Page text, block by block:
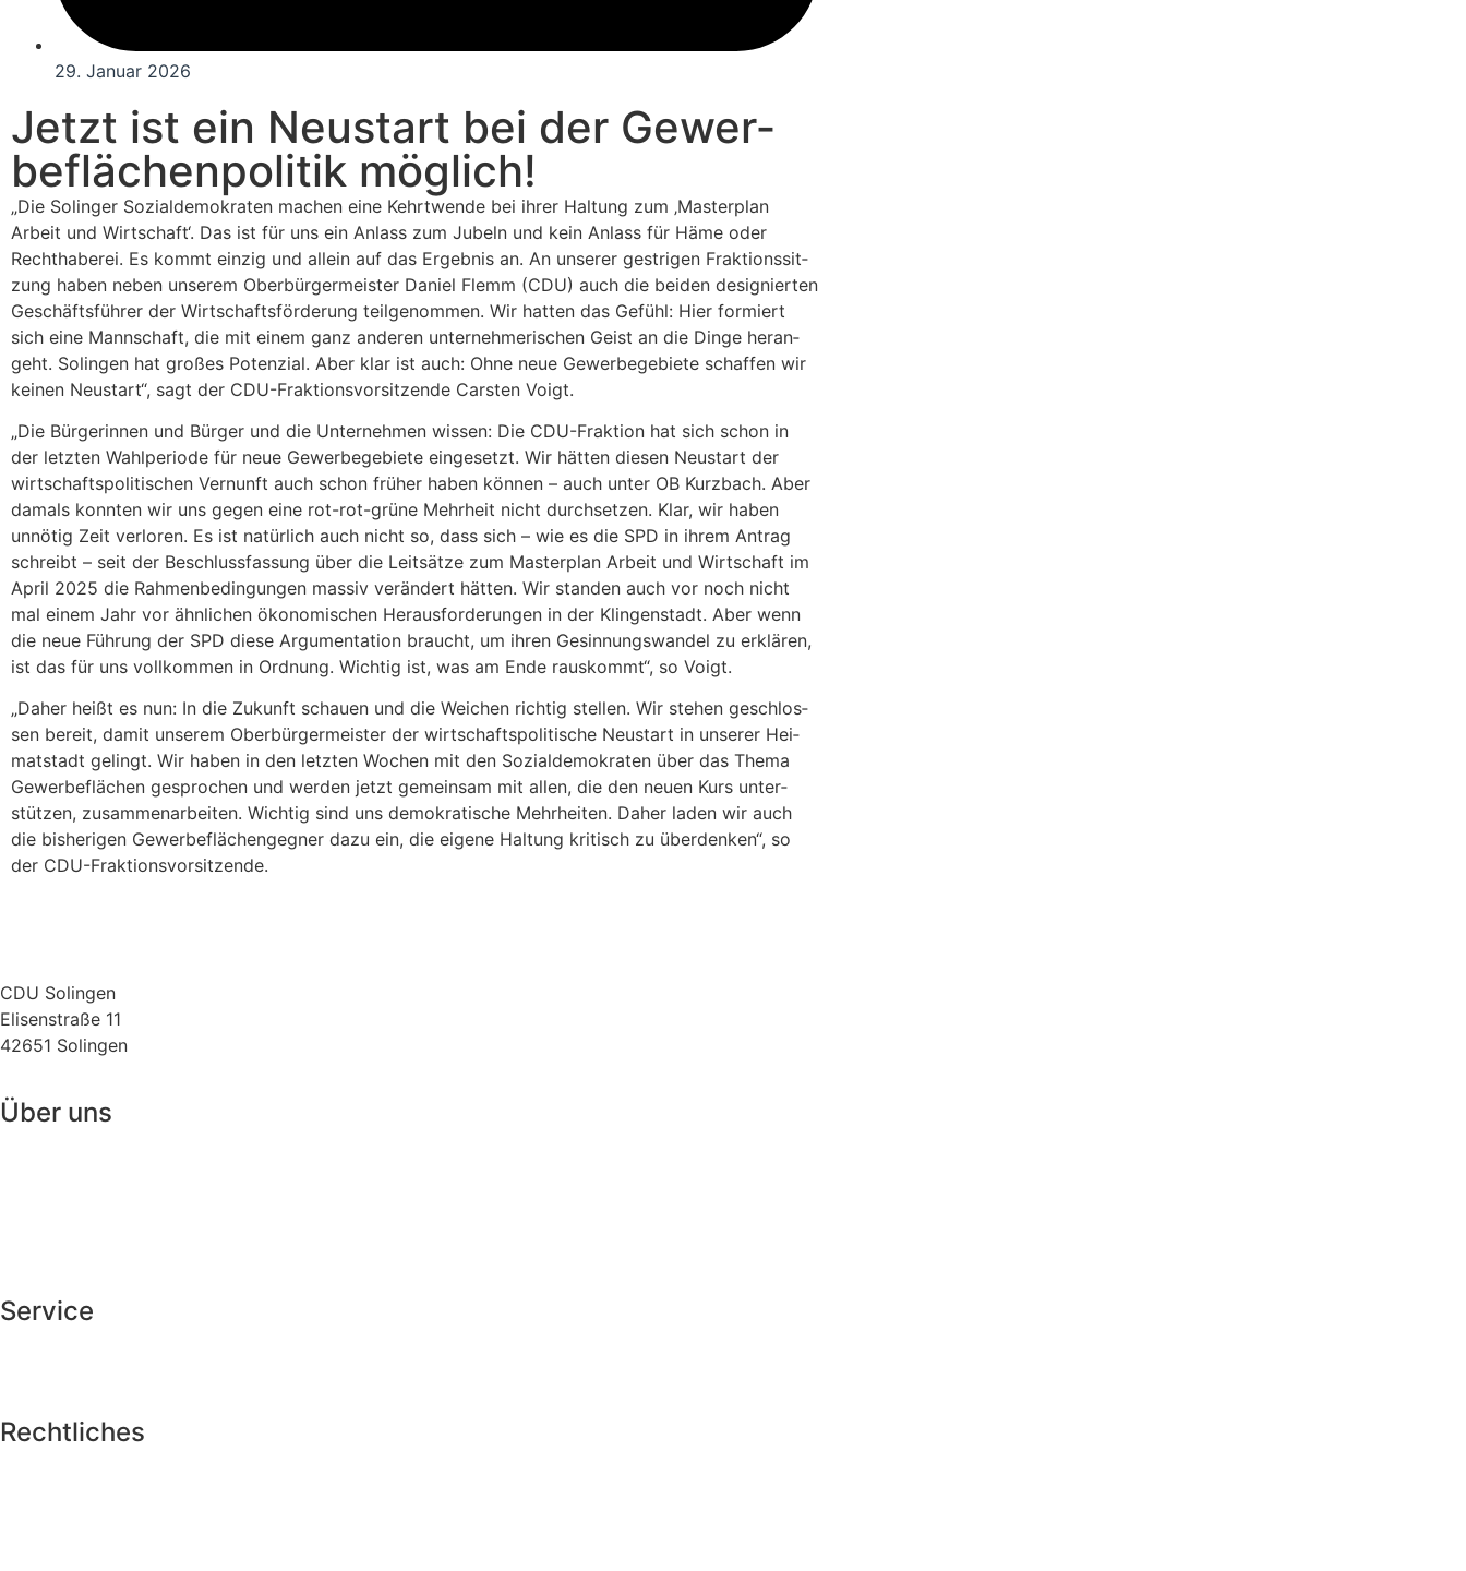
29. Januar 2026
Jetzt ist ein Neu­start bei der Gewer­
be­flä­chen­po­li­tik möglich!
„Die Solin­ger Sozi­al­de­mo­kra­ten machen eine Kehrt­wen­de bei ihrer Hal­tung zum ‚Mas­ter­plan
Arbeit und Wirt­schaft‘. Das ist für uns ein Anlass zum Jubeln und kein Anlass für Häme oder
Recht­ha­be­rei. Es kommt ein­zig und allein auf das Ergeb­nis an. An unse­rer gest­ri­gen Frak­ti­ons­sit­
zung haben neben unse­rem Ober­bür­ger­meis­ter Dani­el Flemm (CDU) auch die bei­den desi­gnier­ten
Geschäfts­füh­rer der Wirt­schafts­för­de­rung teil­ge­nom­men. Wir hat­ten das Gefühl: Hier for­miert
sich eine Mann­schaft, die mit einem ganz ande­ren unter­neh­me­ri­schen Geist an die Din­ge her­an­
geht. Solin­gen hat gro­ßes Poten­zi­al. Aber klar ist auch: Ohne neue Gewer­be­ge­bie­te schaf­fen wir
kei­nen Neu­start“, sagt der CDU-Frak­ti­ons­vor­sit­zen­de Cars­ten Voigt.
„Die Bür­ge­rin­nen und Bür­ger und die Unter­neh­men wis­sen: Die CDU-Frak­ti­on hat sich schon in
der letz­ten Wahl­pe­ri­ode für neue Gewer­be­ge­bie­te ein­ge­setzt. Wir hät­ten die­sen Neu­start der
wirt­schafts­po­li­ti­schen Ver­nunft auch schon frü­her haben kön­nen – auch unter OB Kurz­bach. Aber
damals konn­ten wir uns gegen eine rot-rot-grü­ne Mehr­heit nicht durch­set­zen. Klar, wir haben
unnö­tig Zeit ver­lo­ren. Es ist natür­lich auch nicht so, dass sich – wie es die SPD in ihrem Antrag
schreibt – seit der Beschluss­fas­sung über die Leit­sät­ze zum Mas­ter­plan Arbeit und Wirt­schaft im
April 2025 die Rah­men­be­din­gun­gen mas­siv ver­än­dert hät­ten. Wir stan­den auch vor noch nicht
mal einem Jahr vor ähn­li­chen öko­no­mi­schen Her­aus­for­de­run­gen in der Klin­gen­stadt. Aber wenn
die neue Füh­rung der SPD die­se Argu­men­ta­ti­on braucht, um ihren Gesin­nungs­wan­del zu erklä­ren,
ist das für uns voll­kom­men in Ord­nung. Wich­tig ist, was am Ende raus­kommt“, so Voigt.
„Daher heißt es nun: In die Zukunft schau­en und die Wei­chen rich­tig stel­len. Wir ste­hen geschlos­
sen bereit, damit unse­rem Ober­bür­ger­meis­ter der wirt­schafts­po­li­ti­sche Neu­start in unse­rer Hei­
mat­stadt gelingt. Wir haben in den letz­ten Wochen mit den Sozi­al­de­mo­kra­ten über das The­ma
Gewer­be­flä­chen gespro­chen und wer­den jetzt gemein­sam mit allen, die den neu­en Kurs unter­
stüt­zen, zusam­men­ar­bei­ten. Wich­tig sind uns demo­kra­ti­sche Mehr­hei­ten. Daher laden wir auch
die bis­he­ri­gen Gewer­be­flä­chen­geg­ner dazu ein, die eige­ne Hal­tung kri­tisch zu über­den­ken“, so
der CDU-Fraktionsvorsitzende.
CDU Solingen
Elisenstraße 11
42651 Solingen
Über uns
Service
Rechtliches